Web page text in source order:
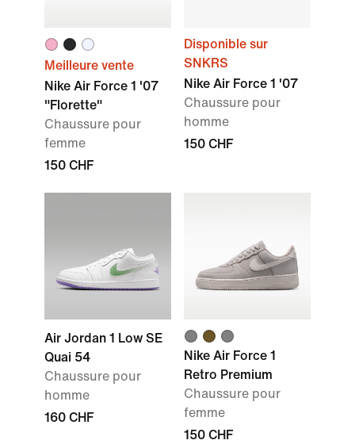
Meilleure vente
Nike Air Force 1 '07
"Florette"
Chaussure pour
femme
150 CHF
Disponible sur
SNKRS
Nike Air Force 1 '07
Chaussure pour
homme
150 CHF
Air Jordan 1 Low SE
Quai 54
Chaussure pour
homme
160 CHF
Nike Air Force 1
Retro Premium
Chaussure pour
femme
150 CHF